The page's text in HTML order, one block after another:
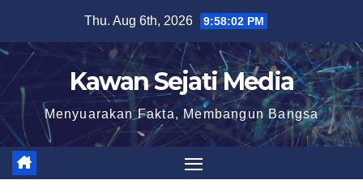
content
Thu. Aug 6th, 2026 9:58:04 PM
Kawan Sejati Media
Menyuarakan Fakta, Membangun Bangsa